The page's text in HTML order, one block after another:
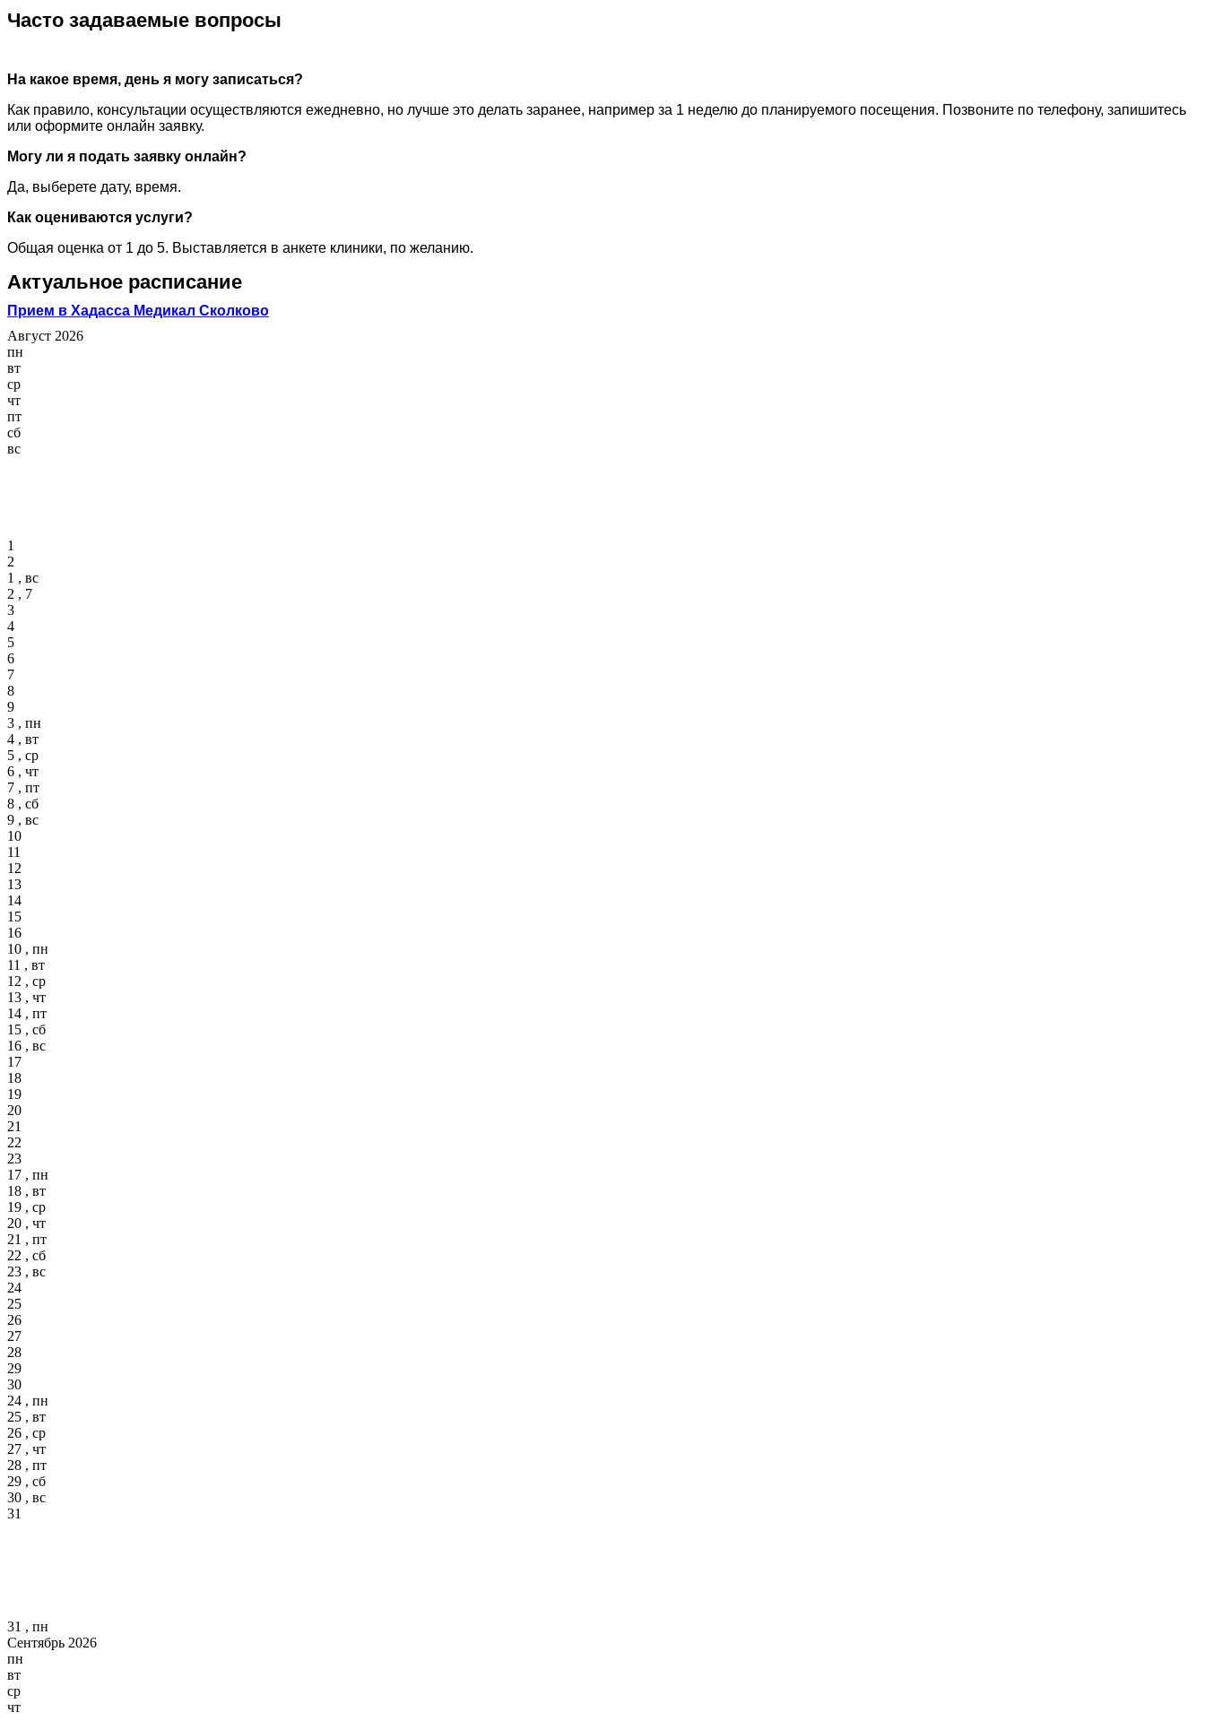
Часто задаваемые вопросы
На какое время, день я могу записаться?
Как правило, консультации осуществляются ежедневно, но лучше это делать заранее, например за 1 неделю до планируемого посещения. Позвоните по телефону, запишитесь
или оформите онлайн заявку.
Могу ли я подать заявку онлайн?
Да, выберете дату, время.
Как оцениваются услуги?
Общая оценка от 1 до 5. Выставляется в анкете клиники, по желанию.
Актуальное расписание
Прием в Хадасса Медикал Сколково
Август 2026
пн
вт
ср
чт
пт
сб
вс
1
2
1 , вс
2 , 7
3
4
5
6
7
8
9
3 , пн
4 , вт
5 , ср
6 , чт
7 , пт
8 , сб
9 , вс
10
11
12
13
14
15
16
10 , пн
11 , вт
12 , ср
13 , чт
14 , пт
15 , сб
16 , вс
17
18
19
20
21
22
23
17 , пн
18 , вт
19 , ср
20 , чт
21 , пт
22 , сб
23 , вс
24
25
26
27
28
29
30
24 , пн
25 , вт
26 , ср
27 , чт
28 , пт
29 , сб
30 , вс
31
31 , пн
Сентябрь 2026
пн
вт
ср
чт